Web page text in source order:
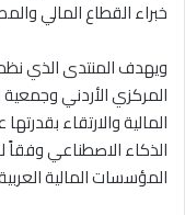
خبراء القطاع المالي
ويهدف المنتدى الذي
المركزي الأردني وجمعية
المالية والارتقاء
الذكاء الاصطناعي وفقاً
المؤسسات المالية